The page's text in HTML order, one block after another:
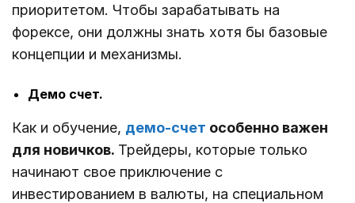
приоритетом. Чтобы зарабатывать на
форексе, они должны знать хотя бы базовые
концепции и механизмы.
Демо счет.
Как и обучение, демо-счет особенно важен
для новичков. Трейдеры, которые только
начинают свое приключение с
инвестированием в валюты, на специальном